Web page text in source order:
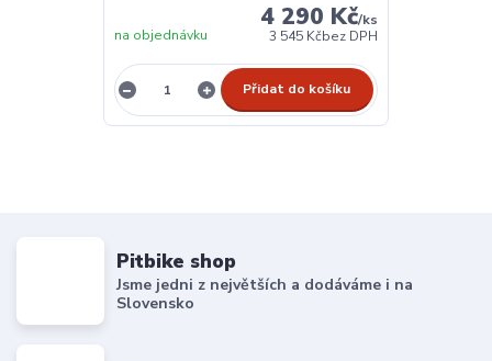
4 290 Kč/ks
3 545 Kčbez DPH
na objednávku
Přidat do košíku
Pitbike shop
Jsme jedni z největších a dodáváme i na
Slovensko